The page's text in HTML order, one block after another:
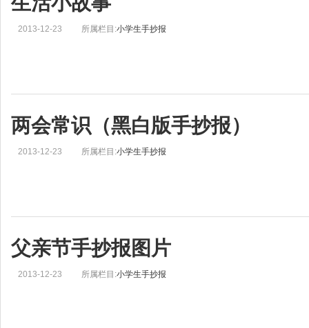
2013-12-23 所属栏目:小学生手抄报
两会常识（黑白版手抄报）
2013-12-23 所属栏目:小学生手抄报
父亲节手抄报图片
2013-12-23 所属栏目:小学生手抄报